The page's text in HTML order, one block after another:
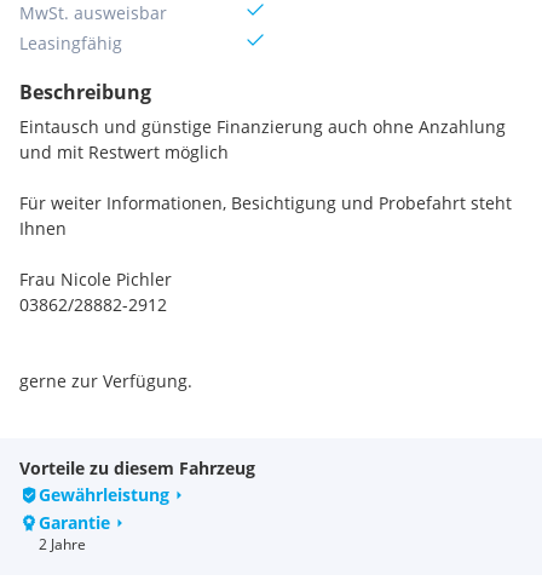
MwSt. ausweisbar
Leasingfähig
Beschreibung
Eintausch und günstige Finanzierung auch ohne Anzahlung
und mit Restwert möglich
Für weiter Informationen, Besichtigung und Probefahrt steht
Ihnen
Frau Nicole Pichler
03862/28882-2912
gerne zur Verfügung.
vorbehalten!
Alle Autos unter
Serienausstattungen:
Vorteile zu diesem Fahrzeug
Gewährleistung
Garantie
2 Jahre